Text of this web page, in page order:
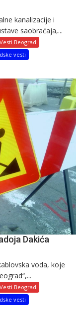
kanalizacije i
saobraćaja,...
Beograd
vesti
Dakića
voda, koje
Beograd
vesti